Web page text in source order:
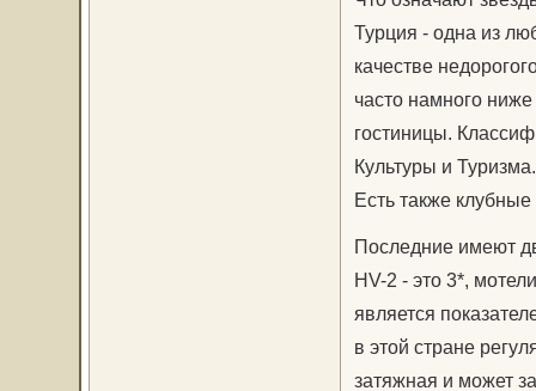
Турция - одна из
качестве
часто намного
гостиницы.
Культуры и
Есть также
Последние имеют
HV-2 - это 3*,
является
в этой стране
затяжная и может